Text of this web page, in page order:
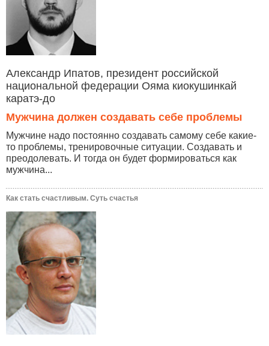
Александр Ипатов, президент российской
национальной федерации Ояма киокушинкай
каратэ-до
Мужчина должен создавать себе проблемы
Мужчине надо постоянно создавать самому себе какие-
то проблемы, тренировочные ситуации. Создавать и
преодолевать. И тогда он будет формироваться как
мужчина...
Как стать счастливым. Суть счастья